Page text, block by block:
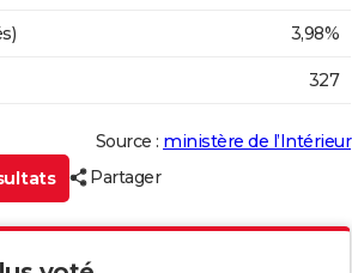
3,98%
327
Source : ministère de l’Intérieur
Partager